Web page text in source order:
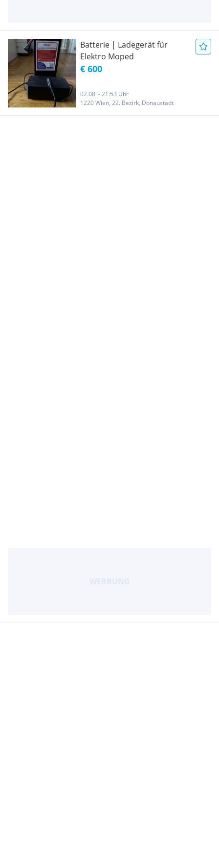
Batterie | Ladegerät für
Elektro Moped
€ 600
02.08. - 21:53 Uhr
1220 Wien, 22. Bezirk, Donaustadt